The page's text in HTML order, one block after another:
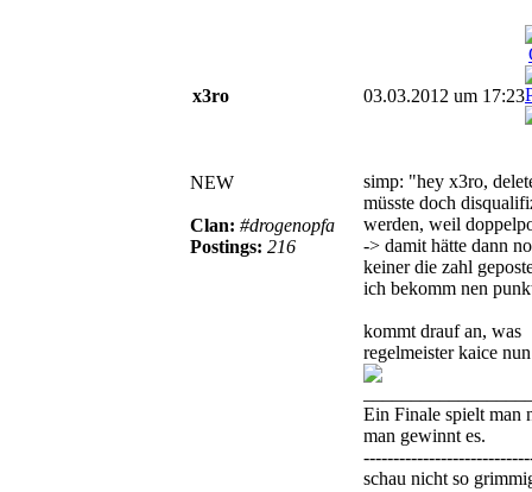
x3ro 03.03.2012 um 17:23
NEW
Clan: #drogenopfa
Postings: 216
simp: "hey x3ro,
müsste doch
werden, weil
-> damit hätte dann
keiner die zahl
ich bekomm nen
kommt drauf an, was
regelmeister kaice
Ein Finale spielt man
man gewinnt es.
schau nicht so